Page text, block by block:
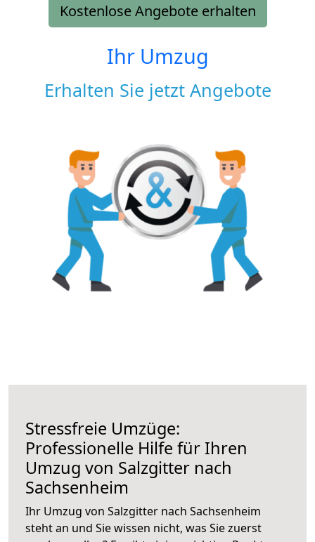
Kostenlose Angebote erhalten
Ihr Umzug
Erhalten Sie jetzt Angebote
Stressfreie Umzüge:
Professionelle Hilfe für Ihren
Umzug von Salzgitter nach
Sachsenheim
Ihr Umzug von Salzgitter nach Sachsenheim
steht an und Sie wissen nicht, was Sie zuerst